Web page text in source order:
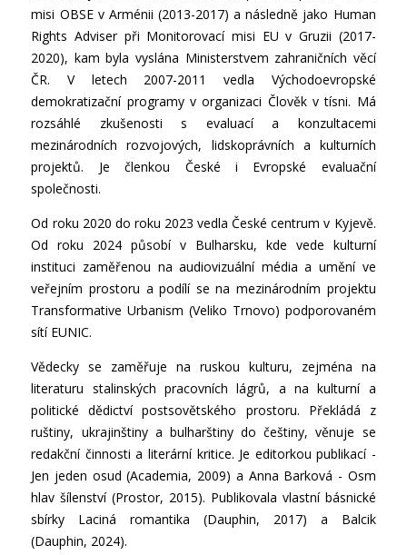
misi OBSE v Arménii (2013-2017) a následně jako Human
Rights Adviser při Monitorovací misi EU v Gruzii (2017-
2020), kam byla vyslána Ministerstvem zahraničních věcí
ČR. V letech 2007-2011 vedla Východoevropské
demokratizační programy v organizaci Člověk v tísni. Má
rozsáhlé zkušenosti s evaluací a konzultacemi
mezinárodních rozvojových, lidskoprávních a kulturních
projektů. Je členkou České i Evropské evaluační
společnosti.
Od roku 2020 do roku 2023 vedla České centrum v Kyjevě.
Od roku 2024 působí v Bulharsku, kde vede kulturní
instituci zaměřenou na audiovizuální média a umění ve
veřejním prostoru a podílí se na mezinárodním projektu
Transformative Urbanism (Veliko Trnovo) podporovaném
sítí EUNIC.
Vědecky se zaměřuje na ruskou kulturu, zejména na
literaturu stalinských pracovních lágrů, a na kulturní a
politické dědictví postsovětského prostoru. Překládá z
ruštiny, ukrajinštiny a bulharštiny do češtiny, věnuje se
redakční činnosti a literární kritice. Je editorkou publikací -
Jen jeden osud (Academia, 2009) a Anna Barková - Osm
hlav šílenství (Prostor, 2015). Publikovala vlastní básnické
sbírky Laciná romantika (Dauphin, 2017) a Balcik
(Dauphin, 2024).